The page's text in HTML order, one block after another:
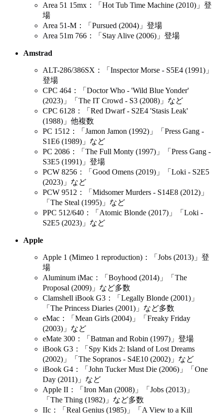
Area 51 15mx：「Hot Tub Time Machine (2010)」登
場
Area 51-M：「Pursued (2004)」登場
Area 51m 766：「Stay Alive (2006)」登場
Amstrad
ALT-286/386SX：「Inspector Morse - S5E4 (1991)」
登場
CPC 464：「Doctor Who - 'Wild Blue Yonder'
(2023)」「The IT Crowd - S3 (2008)」など
CPC 6128：「Red Dwarf - S2E4 'Stasis Leak'
(1988)」他複数
PC 1512：「Jamon Jamon (1992)」「Press Gang -
S1E6 (1989)」など
PC 2086：「The Full Monty (1997)」「Press Gang -
S3E5 (1991)」登場
PCW 8256：「Good Omens (2019)」「Loki - S2E5
(2023)」など
PCW 9512：「Midsomer Murders - S14E8 (2012)」
「The Steal (1995)」など
PPC 512/640：「Atomic Blonde (2017)」「Loki -
S2E5 (2023)」など
Apple
Apple 1 (Mimeo 1 reproduction)：「Jobs (2013)」登
場
Aluminum iMac：「Boyhood (2014)」「The
Proposal (2009)」など多数
Clamshell iBook G3：「Legally Blonde (2001)」
「The Princess Diaries (2001)」など多数
eMac：「Mean Girls (2004)」「Freaky Friday
(2003)」など
eMate 300：「Batman and Robin (1997)」登場
iBook G3：「Spy Kids 2: Island of Lost Dreams
(2002)」「The Sopranos - S4E10 (2002)」など
iBook G4：「John Tucker Must Die (2006)」「One
Day (2011)」など
Apple II：「Iron Man (2008)」「Jobs (2013)」
「The Thing (1982)」など多数
IIc：「Real Genius (1985)」「A View to a Kill